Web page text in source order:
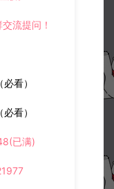
流提问！
看）
看）
已满)